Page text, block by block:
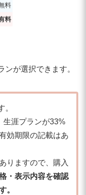
料
料
が選択できます。
。
生涯プランが33%
効期限の記載はあ
りますので、購入
・表示内容を確認
。